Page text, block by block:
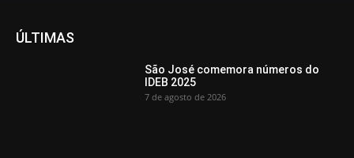
ÚLTIMAS
São José comemora números do
IDEB 2025
7 de agosto de 2026